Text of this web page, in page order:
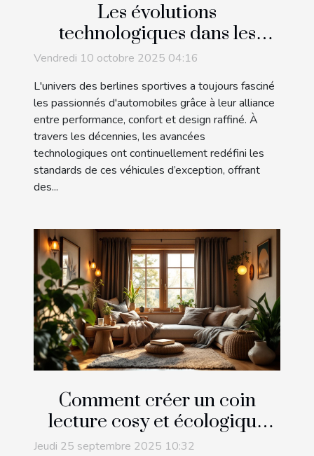
Les évolutions
technologiques dans les
berlines sportives au fil des
décennies
Vendredi 10 octobre 2025 04:16
L'univers des berlines sportives a toujours fasciné
les passionnés d'automobiles grâce à leur alliance
entre performance, confort et design raffiné. À
travers les décennies, les avancées
technologiques ont continuellement redéfini les
standards de ces véhicules d’exception, offrant
des...
Comment créer un coin
lecture cosy et écologique
chez soi ?
Jeudi 25 septembre 2025 10:32